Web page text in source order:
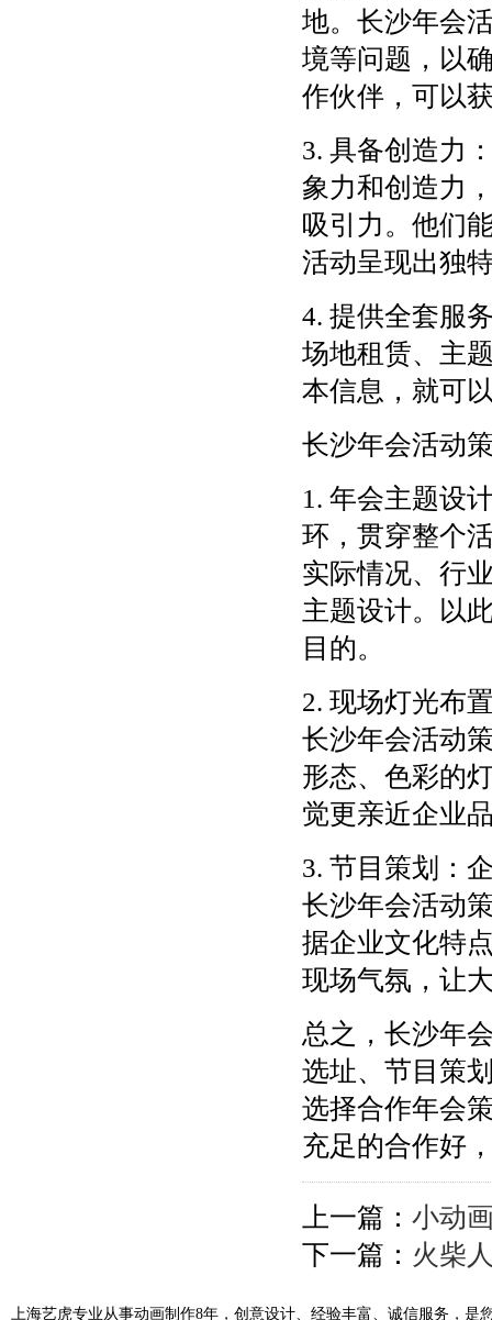
地。长沙年会
境等问题，以
作伙伴，可以
3. 具备创造力
象力和创造力
吸引力。他们
活动呈现出独
4. 提供全套服
场地租赁、主
本信息，就可
长沙年会活动
1. 年会主题设
环，贯穿整个
实际情况、行
主题设计。以
目的。
2. 现场灯光布
长沙年会活动
形态、色彩的
觉更亲近企业
3. 节目策划：
长沙年会活动
据企业文化特
现场气氛，让
总之，长沙年
选址、节目策
选择合作年会
充足的合作好
上一篇： 小动
下一篇： 火柴
上海艺虎专业从事动画制作8年，创意设计、经验丰富、诚信服务，是